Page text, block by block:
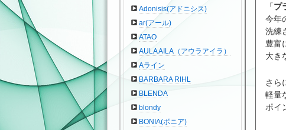
「プ
今年
洗練
豊富
大き
さら
軽量
ポイ
Adonisis(アドニシス)
ar(アール)
ATAO
AULA AILA（アウラアイラ）
Aライン
BARBARA RIHL
BLENDA
blondy
BONIA(ボニア)